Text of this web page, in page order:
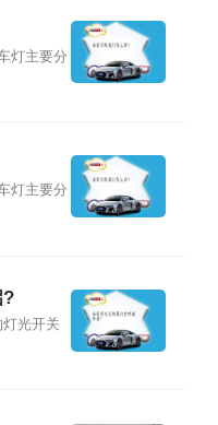
灯主要分
灯主要分
?
光开关